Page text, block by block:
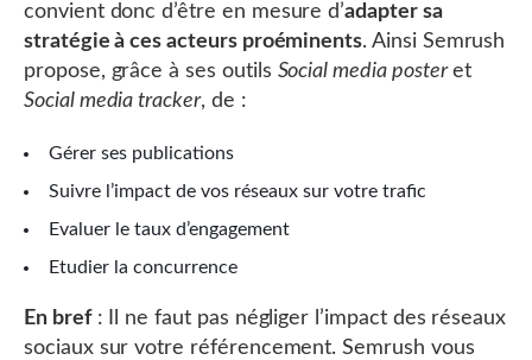
convient donc d’être en mesure d’adapter sa
stratégie à ces acteurs proéminents. Ainsi Semrush
propose, grâce à ses outils Social media posteret
Social media tracker, de :
Gérer ses publications
Suivre l’impact de vos réseaux sur votre trafic
Evaluer le taux d’engagement
Etudier la concurrence
En bref: Il ne faut pas négliger l’impact des réseaux
sociaux sur votre référencement. Semrush vous